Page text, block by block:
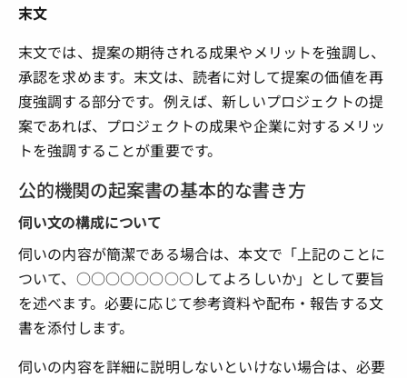
末文
末文では、提案の期待される成果やメリットを強調し、
承認を求めます。末文は、読者に対して提案の価値を再
度強調する部分です。例えば、新しいプロジェクトの提
案であれば、プロジェクトの成果や企業に対するメリッ
トを強調することが重要です。
公的機関の起案書の基本的な書き方
伺い文の構成について
伺いの内容が簡潔である場合は、本文で「上記のことに
ついて、○○○○○○○○してよろしいか」として要旨
を述べます。必要に応じて参考資料や配布・報告する文
書を添付します。
伺いの内容を詳細に説明しないといけない場合は、必要